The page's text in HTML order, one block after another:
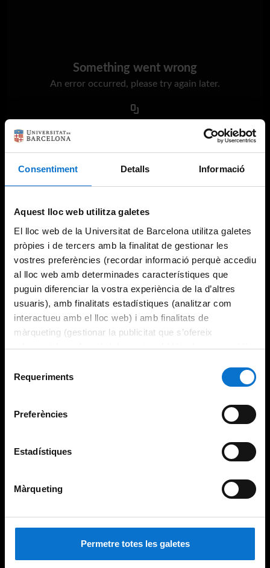
Consentiment Detalls Informació
Aquest lloc web utilitza galetes
El lloc web de la Universitat de Barcelona utilitza galetes
pròpies i de tercers amb la finalitat de gestionar les
vostres preferències (recordar informació perquè accediu
al lloc web amb determinades característiques que
puguin diferenciar la vostra experiència de la d’altres
usuaris), amb finalitats estadístiques (analitzar com
interactueu amb el lloc web) i amb finalitats de
màrqueting (gestionar la publicitat que s’ofereix
adequant-la en funció dels vostres hàbits de navegació).
consultar laPolítica de galetes del lloc web de la
Requeriments
Preferències
Estadístiques
Màrqueting
Permetre totes les galetes
Something went wrong
An error occurred, please try again later.